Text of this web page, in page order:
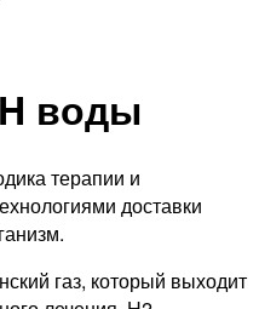
воды
терапии и
доставки
газ, который выходит